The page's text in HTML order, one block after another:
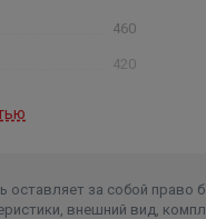
460
420
оставляет за собой право
внешний вид,